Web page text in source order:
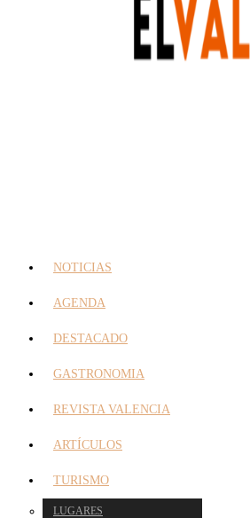
NOTICIAS
AGENDA
DESTACADO
GASTRONOMIA
REVISTA VALENCIA
ARTÍCULOS
TURISMO
LUGARES